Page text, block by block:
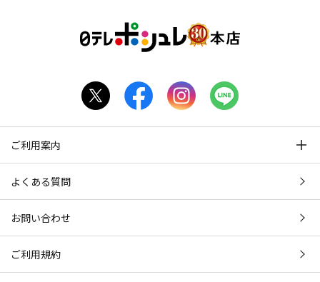
ご利用案内
よくある質問
お問い合わせ
ご利用規約